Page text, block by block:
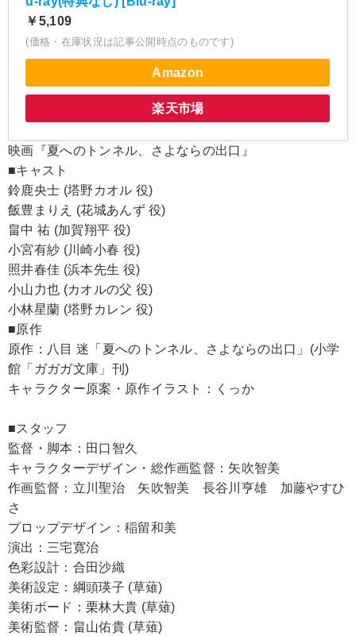
￥5,109
(価格・在庫状況は記事公開時点のものです)
Amazon
楽天市場
映画『夏へのトンネル、さよならの出口』
■キャスト
鈴鹿央士 (塔野カオル 役)
飯豊まりえ (花城あんず 役)
畠中 祐 (加賀翔平 役)
小宮有紗 (川崎小春 役)
照井春佳 (浜本先生 役)
小山力也 (カオルの父 役)
小林星蘭 (塔野カレン 役)
■原作
原作：八目 迷「夏へのトンネル、さよならの出口」(小学
館「ガガガ文庫」刊)
キャラクター原案・原作イラスト：くっか
■スタッフ
監督・脚本：田口智久
キャラクターデザイン・総作画監督：矢吹智美
作画監督：立川聖治 矢吹智美 長谷川亨雄 加藤やすひ
さ
プロップデザイン：稲留和美
演出：三宅寛治
色彩設計：合田沙織
美術設定：綱頭瑛子 (草薙)
美術ボード：栗林大貴 (草薙)
美術監督：畠山佑貴 (草薙)